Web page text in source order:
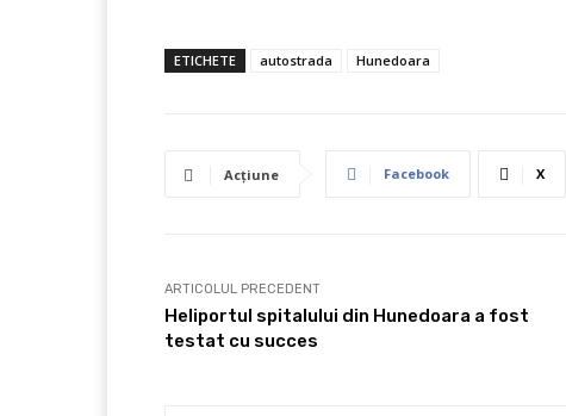
ETICHETE autostrada Hunedoara
Acțiune Facebook X
ARTICOLUL PRECEDENT
Heliportul spitalului din Hunedoara a fost
testat cu succes